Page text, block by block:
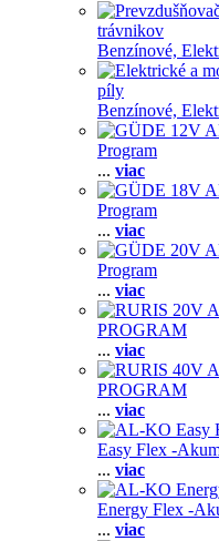
trávnikov
Benzínové,
píly
Benzínové,
Program
... viac
Program
... viac
Program
... viac
PROGRAM
... viac
PROGRAM
... viac
Easy Flex -
... viac
Energy Flex -
... viac